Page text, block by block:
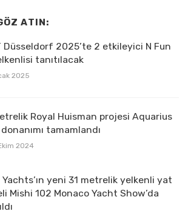
ATIN:
Düsseldorf 2025’te 2 etkileyici N Fun
tanıtılacak
2025
Royal Huisman projesi Aquarius
donanımı tamamlandı
2024
Yachts’ın yeni 31 metrelik yelkenli yat
Mishi 102 Monaco Yacht Show’da